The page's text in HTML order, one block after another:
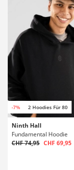
-7% 2 Hoodies Für 80
Ninth Hall
Fundamental Hoodie
CHF 74,95 CHF 69,95